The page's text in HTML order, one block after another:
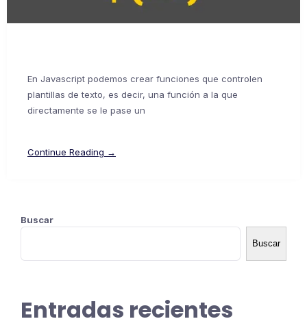
En Javascript podemos crear funciones que controlen
plantillas de texto, es decir, una función a la que
directamente se le pase un
Continue Reading →
Buscar
Buscar
Entradas recientes